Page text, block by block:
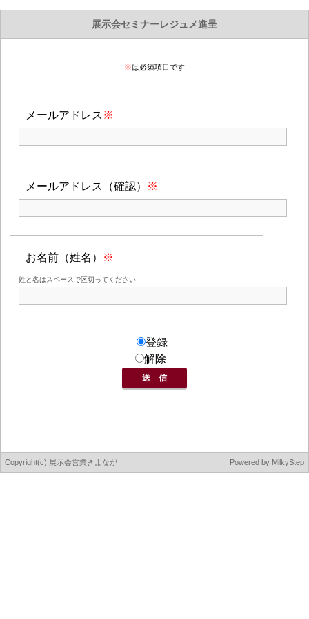
展示会セミナーレジュメ進呈
※は必須項目です
メールアドレス ※
メールアドレス（確認） ※
お名前（姓名） ※
姓と名はスペースで区切ってください
登録
解除
Copyright(c) 展示会営業きよなが Powered by MilkyStep